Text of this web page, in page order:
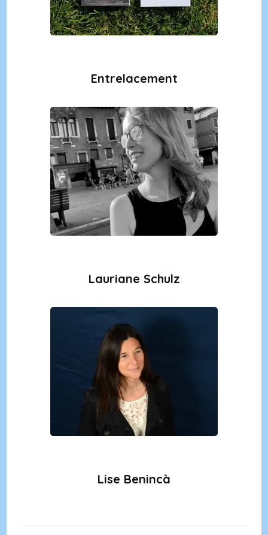
Entrelacement
Lauriane Schulz
Lise Benincà